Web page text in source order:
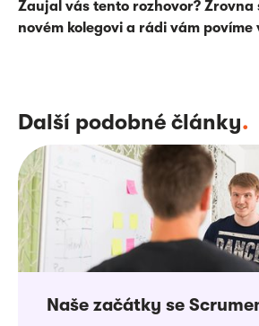
Zaujal vás tento rozhovor? Zrovna
novém kolegovi a rádi vám povíme
Další podobné články.
Naše začátky se